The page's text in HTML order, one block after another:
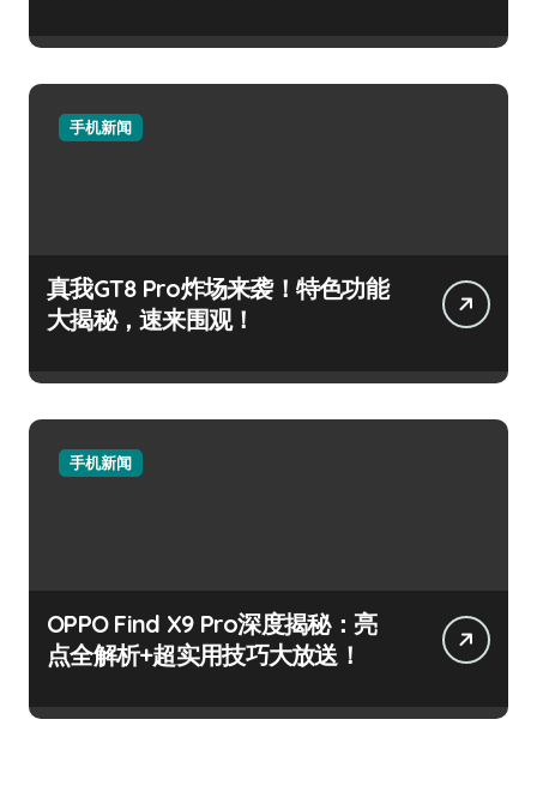
手机新闻
真我GT8 Pro炸场来袭！特色功能
大揭秘，速来围观！
手机新闻
OPPO Find X9 Pro深度揭秘：亮
点全解析+超实用技巧大放送！